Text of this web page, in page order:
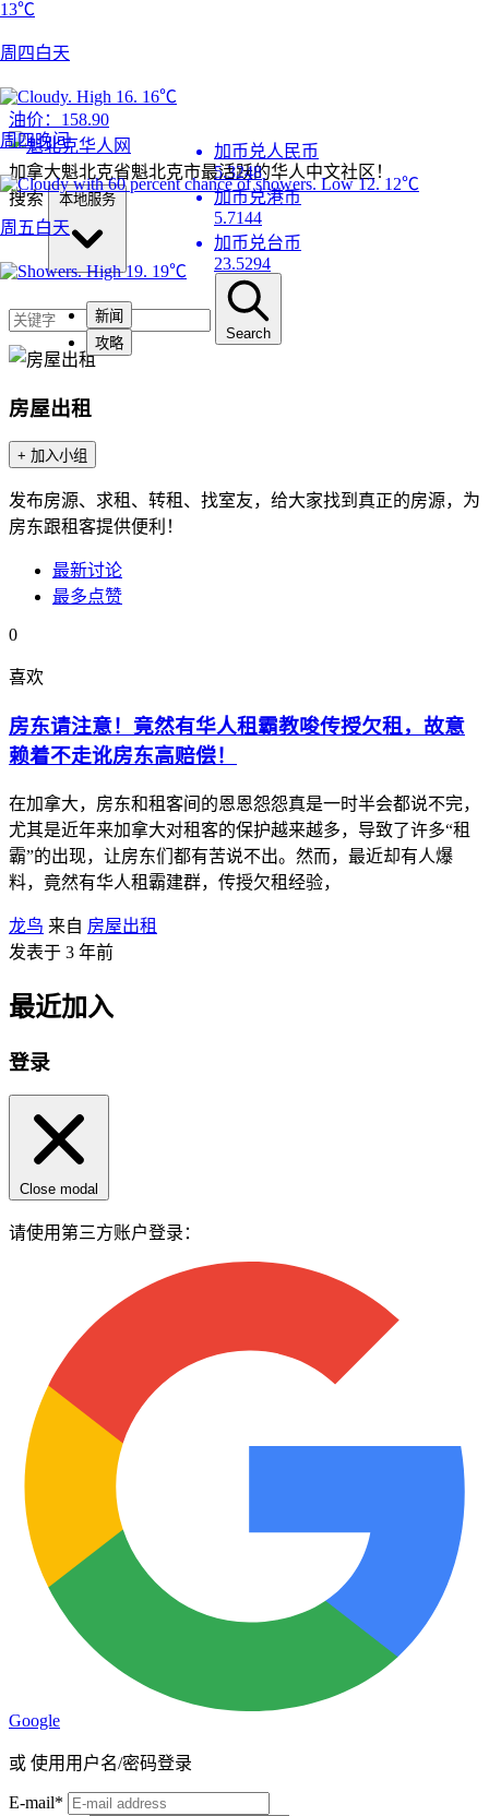
13℃
周四白天
16℃
周四晚间
12℃
周五白天
19℃
加币兑人民币
5.3248
加币兑港币
5.7144
加币兑台币
23.5294
油价： 158.90
加拿大魁北克省魁北克市最活跃的华人中文社区！
搜索
新闻
攻略
Search
房屋出租
+ 加入小组
发布房源、求租、转租、找室友，给大家找到真正的房源，为
房东跟租客提供便利！
最新讨论
最多点赞
0
喜欢
房东请注意！竟然有华人租霸教唆传授欠租，故意
赖着不走讹房东高赔偿！
在加拿大，房东和租客间的恩恩怨怨真是一时半会都说不完，
尤其是近年来加拿大对租客的保护越来越多，导致了许多“租
霸”的出现，让房东们都有苦说不出。然而，最近却有人爆
料，竟然有华人租霸建群，传授欠租经验，
龙鸟 来自 房屋出租
发表于 3 年前
最近加入
登录
Close modal
请使用第三方账户登录：
Google
或 使用用户名/密码登录
E-mail*